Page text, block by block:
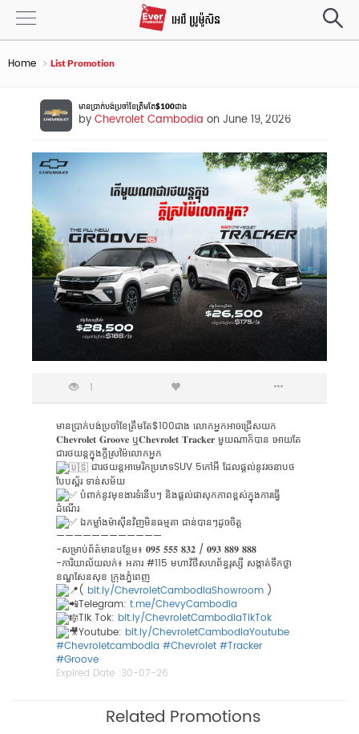
Home List Promotion
មានប្រាក់បង់ប្រចាំខែត្រឹមតែ$100ជាង
byChevrolet Cambodia on June 19, 2026
1
មានប្រាក់បង់ប្រចាំខែត្រឹមតែ$100ជាង លោកអ្នកអាចជ្រើសយក
𝐂𝐡𝐞𝐯𝐫𝐨𝐥𝐞𝐭 𝐆𝐫𝐨𝐨𝐯𝐞 ឬ𝐂𝐡𝐞𝐯𝐫𝐨𝐥𝐞𝐭 𝐓𝐫𝐚𝐜𝐤𝐞𝐫 មួយណាក៏បាន អោយតែ
ជារថយន្តក្នុងក្តីស្រម៉ៃលោកអ្នក
ជារថយន្តអាមេរិកប្រភេទSUV 5កៅអី ដែលផ្តល់នូវរចនាបថ
បែបស្ព័រ ទាន់សម័យ
បំពាក់នូវមុខងារទំនើបៗ និងផ្តល់ផាសុកភាពខ្ពស់ក្នុងការធ្វើ
ដំណើរ
ឯកម្លាំងម៉ាស៊ីនវិញមិនធម្មតា ជាន់បានៗដូចចិត្ត
————————————
-សម្រាប់ព័ត៌មានបន្ថែម៖ 𝟎𝟗𝟓 𝟓𝟓𝟓 𝟖𝟑𝟐 / 𝟎𝟗𝟑 𝟖𝟖𝟗 𝟖𝟖𝟖
-ការិយាល័យលក់៖ អគារ #115 មហាវិថីសហព័ន្ធរុស្សី សង្កាត់ទឹកថ្លា
ខណ្ឌសែនសុខ ក្រុងភ្នំពេញ
( bit.ly/ChevroletCambodiaShowroom )
Telegram: t.me/ChevyCambodia
Tik Tok: bit.ly/ChevroletCambodiaTikTok
Youtube: bit.ly/ChevroletCambodiaYoutube
#Chevroletcambodia #Chevrolet #Tracker
#Groove
Expired Date :30-07-26
Related Promotions